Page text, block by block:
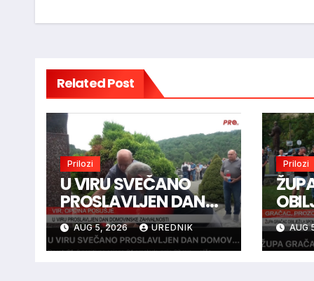
Related Post
Prilozi
U VIRU SVEČANO
PROSLAVLJEN DAN
DOMOVINSKE
ZAHVALNOSTI
AUG 5, 2026 UREDNIK
Prilozi
AUG